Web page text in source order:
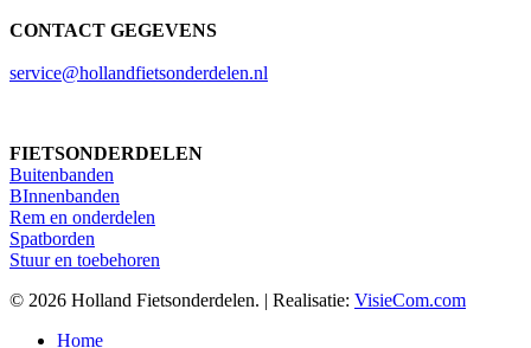
CONTACT GEGEVENS
service@hollandfietsonderdelen.nl
FIETSONDERDELEN
Buitenbanden
BInnenbanden
Rem en onderdelen
Spatborden
Stuur en toebehoren
© 2026 Holland Fietsonderdelen. | Realisatie: VisieCom.com
Close
Home